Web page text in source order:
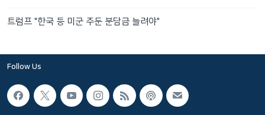
트럼프 "한국 등 미군 주둔 분담금 늘려야"
Follow Us